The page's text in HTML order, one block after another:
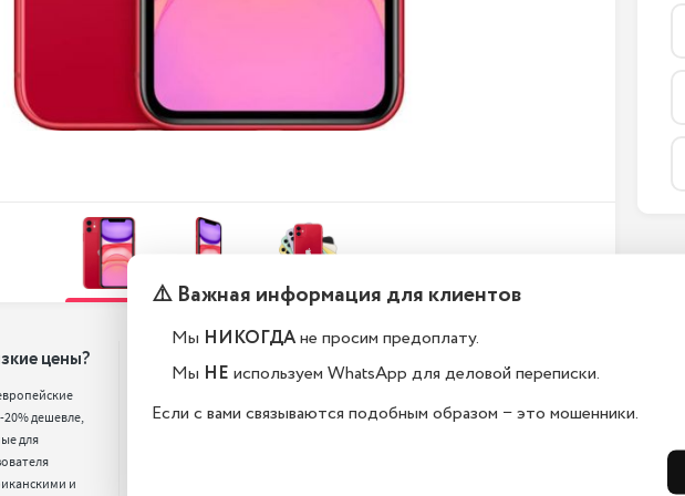
цены?
дешевле,
для
и
Телефоны новые или
восстановленные?
Все телефоны в ekb.istoreapple.ru
сайте, мы предоставляем гарантию
⚠️ Важная информация для клиентов
Мы НИКОГДАне просим предоплату.
Мы НЕ используем WhatsApp для деловой переписки.
Если с вами связываются подобным образом − это мошенники.